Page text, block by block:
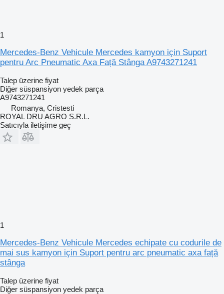
1
Mercedes-Benz Vehicule Mercedes kamyon için Suport
pentru Arc Pneumatic Axa Față Stânga A9743271241
Talep üzerine fiyat
Diğer süspansiyon yedek parça
A9743271241
Romanya, Cristesti
ROYAL DRU AGRO S.R.L.
Satıcıyla iletişime geç
1
Mercedes-Benz Vehicule Mercedes echipate cu codurile de
mai sus kamyon için Suport pentru arc pneumatic axa față
stânga
Talep üzerine fiyat
Diğer süspansiyon yedek parça